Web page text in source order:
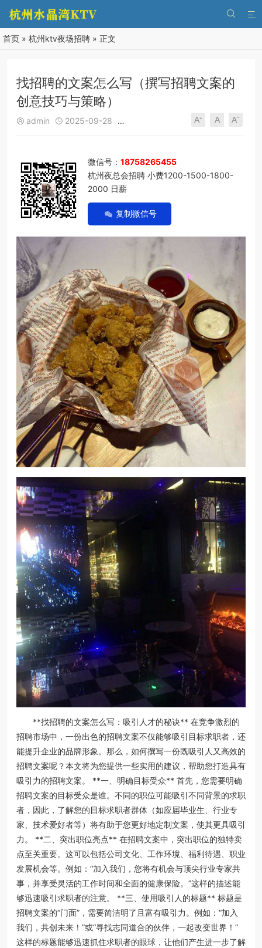


首页 » 杭州ktv夜场招聘 » 正文
找招聘的文案怎么写（撰写招聘文案的
创意技巧与策略）
 admin  2025-09-28   295  0
A⁺ A A⁻
微信号： 18758265455
杭州夜总会招聘 小费1200-1500-1800-
2000 日薪
复制微信号
**找招聘的文案怎么写：吸引人才的秘诀** 在竞争激烈的
招聘市场中，一份出色的招聘文案不仅能够吸引目标求职者，还
能提升企业的品牌形象。那么，如何撰写一份既吸引人又高效的
招聘文案呢？本文将为您提供一些实用的建议，帮助您打造具有
吸引力的招聘文案。 **一、明确目标受众** 首先，您需要明确
招聘文案的目标受众是谁。不同的职位可能吸引不同背景的求职
者，因此，了解您的目标求职者群体（如应届毕业生、行业专
家、技术爱好者等）将有助于您更好地定制文案，使其更具吸引
力。 **二、突出职位亮点** 在招聘文案中，突出职位的独特卖
点至关重要。这可以包括公司文化、工作环境、福利待遇、职业
发展机会等。例如：“加入我们，您将有机会与顶尖行业专家共
事，并享受灵活的工作时间和全面的健康保险。”这样的描述能
够迅速吸引求职者的注意。 **三、使用吸引人的标题** 标题是
招聘文案的“门面”，需要简洁明了且富有吸引力。例如：“加入
我们，共创未来！”或“寻找志同道合的伙伴，一起改变世界！”
这样的标题能够迅速抓住求职者的眼球，让他们产生进一步了解